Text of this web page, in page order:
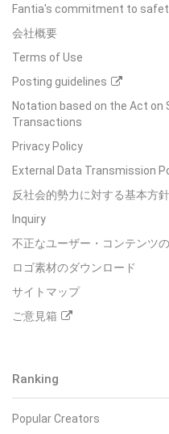
Fantia's commitment to
会社概要
Terms of Use
Posting guidelines
Notation based on the Act on
Transactions
Privacy Policy
External Data Transmission
反社会的勢力に対する基本方針
Inquiry
不正なユーザー・コンテンツ
ロゴ素材のダウンロード
サイトマップ
ご意見箱
Ranking
Popular Creators